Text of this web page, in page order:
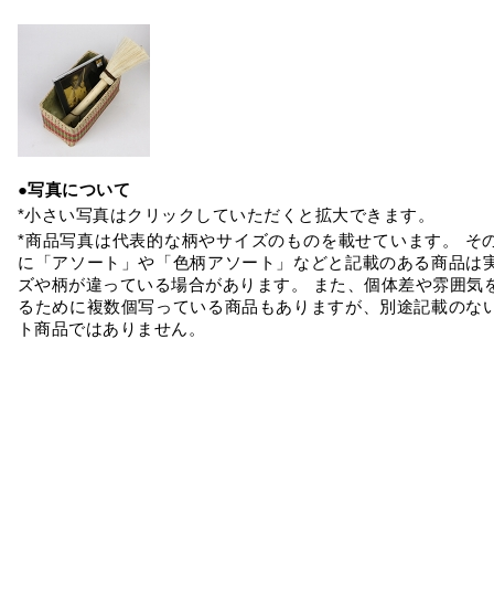
●写真について
*小さい写真はクリックしていただくと拡大できます。
*商品写真は代表的な柄やサイズのものを載せています。 そ
に「アソート」や「色柄アソート」などと記載のある商品は
ズや柄が違っている場合があります。 また、個体差や雰囲気
るために複数個写っている商品もありますが、別途記載のな
ト商品ではありません。